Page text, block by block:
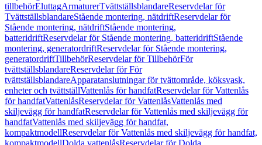
tillbehörEluttagArmaturerTvättställsblandareReservdelar för
TvättställsblandareStående montering, nätdriftReservdelar för
Stående montering, nätdriftStående montering,
batteridriftReservdelar för Stående montering, batteridriftStående
montering, generatordriftReservdelar för Stående montering,
generatordriftTillbehörReservdelar för TillbehörFör
tvättställsblandareReservdelar för För
tvättställsblandareApparatanslutningar för tvättområde, köksvask,
enheter och tvättställVattenlås för handfatReservdelar för Vattenlås
för handfatVattenlåsReservdelar för VattenlåsVattenlås med
skiljevägg för handfatReservdelar för Vattenlås med skiljevägg för
handfatVattenlås med skiljevägg för handfat,
kompaktmodellReservdelar för Vattenlås med skiljevägg för handfat,
kompaktmodellDolda vattenlåsReservdelar för Dolda